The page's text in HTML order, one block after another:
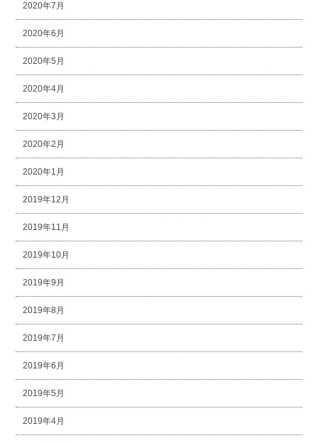
2020年7月
2020年6月
2020年5月
2020年4月
2020年3月
2020年2月
2020年1月
2019年12月
2019年11月
2019年10月
2019年9月
2019年8月
2019年7月
2019年6月
2019年5月
2019年4月